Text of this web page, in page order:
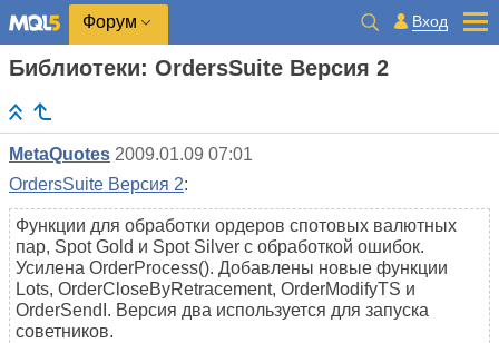
Форум Вход
Библиотеки: OrdersSuite Версия 2
MetaQuotes 2009.01.09 07:01
OrdersSuite Версия 2:
Функции для обработки ордеров спотовых валютных
пар, Spot Gold и Spot Silver с обработкой ошибок.
Усилена OrderProcess(). Добавлены новые функции
Lots, OrderCloseByRetracement, OrderModifyTS и
OrderSendI. Версия два используется для запуска
советников.